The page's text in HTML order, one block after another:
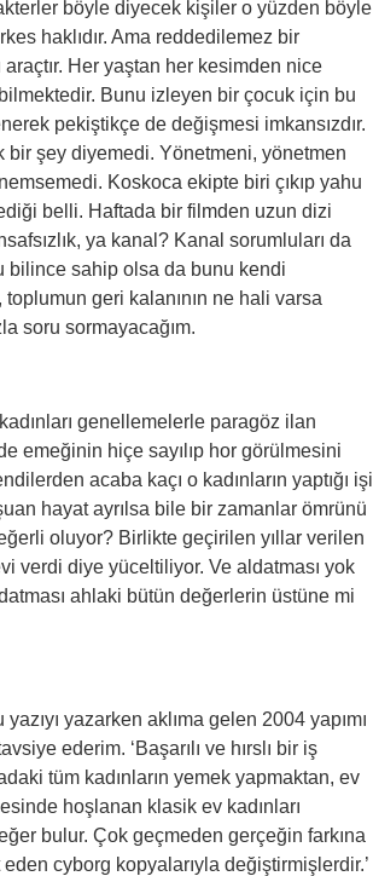
böyle diyecek kişiler o yüzden böyle
haklıdır. Ama reddedilemez bir
Her yaştan her kesimden nice
Bunu izleyen bir çocuk için bu
pekiştikçe de değişmesi imkansızdır.
bir şey diyemedi. Yönetmeni, yönetmen
Koskoca ekipte biri çıkıp yahu
belli. Haftada bir filmden uzun dizi
ya kanal? Kanal sorumluları da
bilince sahip olsa da bunu kendi
geri kalanının ne hali varsa
soru sormayacağım.
genellemelerle paragöz ilan
emeğinin hiçe sayılıp hor görülmesini
acaba kaçı o kadınların yaptığı işi
hayat ayrılsa bile bir zamanlar ömrünü
oluyor? Birlikte geçirilen yıllar verilen
verdi diye yüceltiliyor. Ve aldatması yok
ahlaki bütün değerlerin üstüne mi
yazarken aklıma gelen 2004 yapımı
ederim. ‘Başarılı ve hırslı bir iş
tüm kadınların yemek yapmaktan, ev
hoşlanan klasik ev kadınları
bulur. Çok geçmeden gerçeğin farkına
cyborg kopyalarıyla değiştirmişlerdir.’